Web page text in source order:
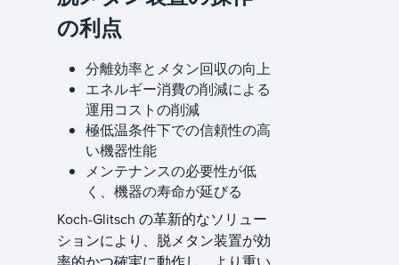
の利点
分離効率とメタン回収の向上
エネルギー消費の削減による
運用コストの削減
極低温条件下での信頼性の高
い機器性能
メンテナンスの必要性が低
く、機器の寿命が延びる
Koch-Glitsch の革新的なソリュー
ションにより、脱メタン装置が効